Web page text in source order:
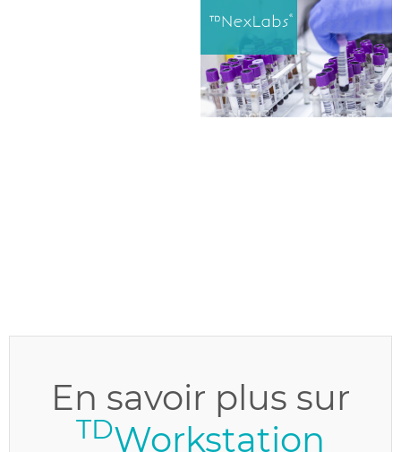
En savoir plus sur
TDWorkstation